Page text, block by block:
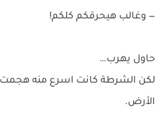
— وغالب هيحرقكم كلكم!
حاول يهرب…
لكن الشرطة كانت اسرع منه هجمت
الأرض.